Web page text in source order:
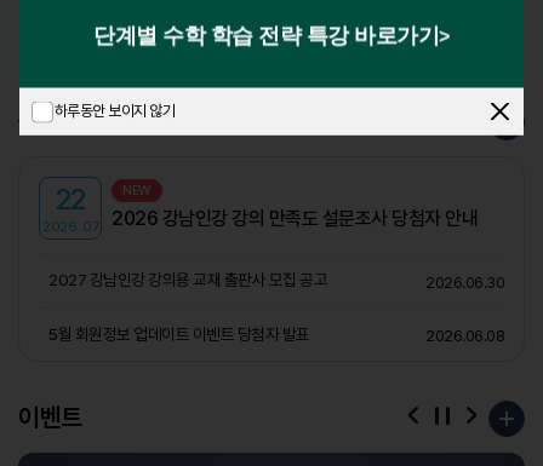
단계별 수학 학습 전략 특강 바로가기>
하루동안 보이지 않기
더보기
공지사항
22
2026 .07
NEW
2026 강남인강 강의 만족도 설문조사 당첨자 안내
2027 강남인강 강의용 교재 출판사 모집 공고 2026.06.30
5월 회원정보 업데이트 이벤트 당첨자 발표 2026.06.08
이벤트
이
정
다